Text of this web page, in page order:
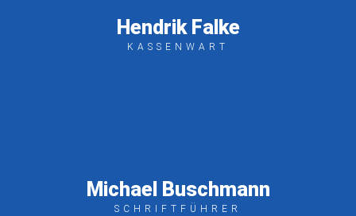
Hendrik Falke
KASSENWART
Michael Buschmann
SCHRIFTFÜHRER